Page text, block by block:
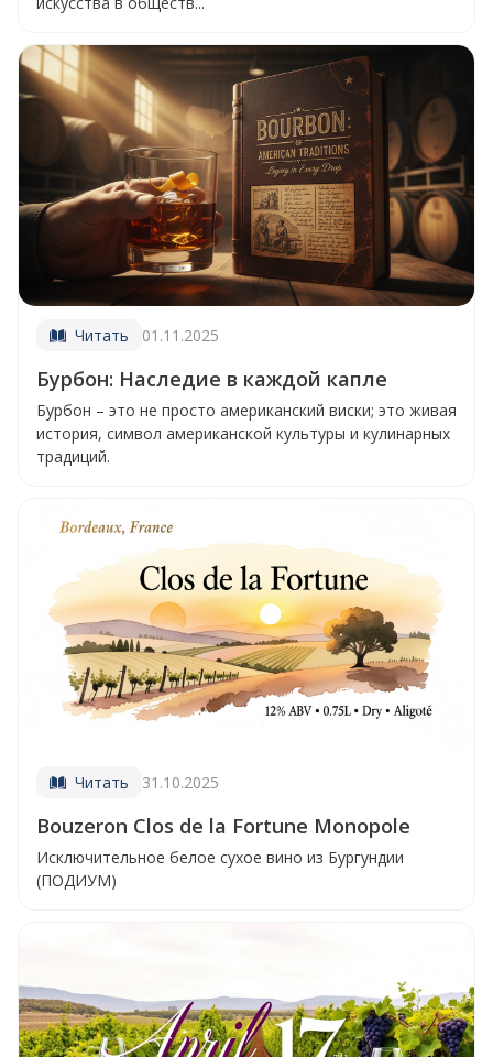
Читать 01.11.2025
Бурбон: Наследие в каждой капле
Бурбон – это не просто американский виски; это живая
история, символ американской культуры и кулинарных
традиций.
Читать 31.10.2025
Bouzeron Clos de la Fortune Monopole
Исключительное белое сухое вино из Бургундии
(ПОДИУМ)